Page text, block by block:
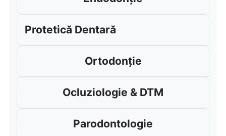
Protetică Dentară
Ortodonție
Ocluziologie & DTM
Parodontologie